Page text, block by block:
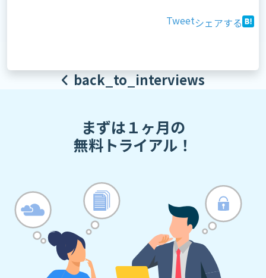
Tweetシェアする
back_to_interviews
まずは１ヶ月の
無料トライアル！